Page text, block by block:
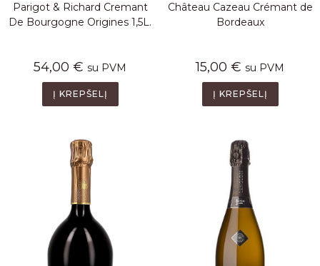
Parigot & Richard Cremant
De Bourgogne Origines 1,5L.
54,00 € su PVM
Į KREPŠELĮ
Château Cazeau Crémant de
Bordeaux
15,00 € su PVM
Į KREPŠELĮ